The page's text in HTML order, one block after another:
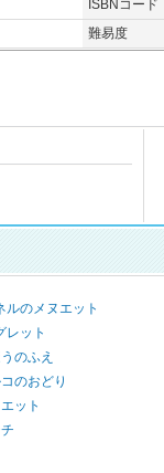
ISBNコード
難易度
ルのメヌエット
レット
のふえ
コのおどり
ット